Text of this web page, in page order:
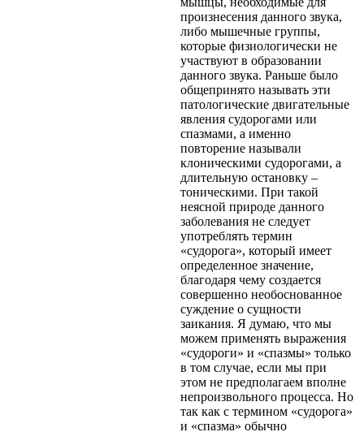
произнесения данного звука,
либо мышечные группы,
которые физиологически не
участвуют в образовании
данного звука. Раньше было
общепринято называть эти
патологические двигательные
явления судорогами или
спазмами, а именно
повторение называли
клоническими судорогами, а
длительную остановку –
тоническими. При такой
неясной природе данного
заболевания не следует
употреблять термин
«судорога», который имеет
определенное значение,
благодаря чему создается
совершенно необоснованное
суждение о сущности
заикания. Я думаю, что мы
можем применять выражения
«судороги» и «спазмы» только
в том случае, если мы при
этом не предполагаем вполне
непроизвольного процесса. Но
так как с термином «судорога»
и «спазма» обычно